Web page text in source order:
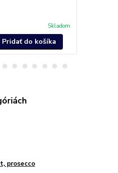
Skladom
Pridať do košíka
prosecco